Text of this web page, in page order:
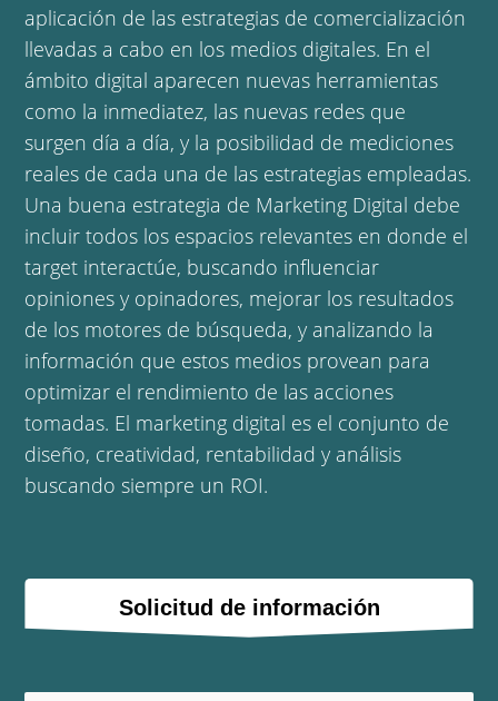
aplicación de las estrategias de comercialización
llevadas a cabo en los medios digitales. En el
ámbito digital aparecen nuevas herramientas
como la inmediatez, las nuevas redes que
surgen día a día, y la posibilidad de mediciones
reales de cada una de las estrategias empleadas.
Una buena estrategia de Marketing Digital debe
incluir todos los espacios relevantes en donde el
target interactúe, buscando influenciar
opiniones y opinadores, mejorar los resultados
de los motores de búsqueda, y analizando la
información que estos medios provean para
optimizar el rendimiento de las acciones
tomadas. El marketing digital es el conjunto de
diseño, creatividad, rentabilidad y análisis
buscando siempre un ROI.
Solicitud de información